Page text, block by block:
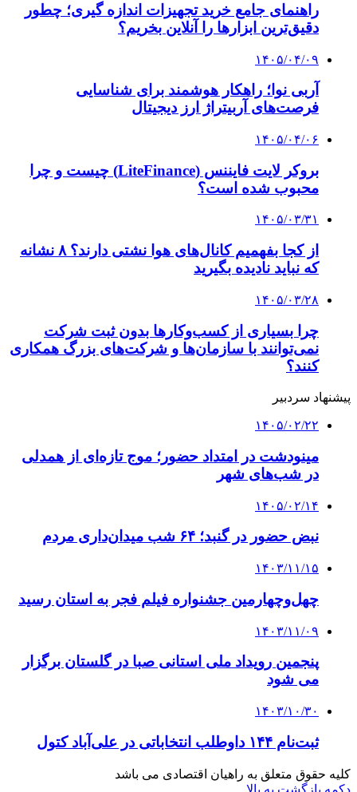
راهنمای جامع خرید تجهیزات اندازه گیری؛ چطور
دقیق‌ترین ابزارها را آنلاین بخریم؟
۱۴۰۵/۰۴/۰۹
آربی نوا؛ راهکار هوشمند برای شناسایی
فرصت‌های آربیتراژ ارز دیجیتال
۱۴۰۵/۰۴/۰۶
بروکر لایت فایننس (LiteFinance) چیست و چرا
محبوب شده است؟
۱۴۰۵/۰۳/۳۱
از کجا بفهمیم کانال‌های هوا نشتی دارند؟ ۸ نشانه
که نباید نادیده بگیرید
۱۴۰۵/۰۳/۲۸
چرا بسیاری از کسب‌وکارها بدون ثبت شرکت
نمی‌توانند با سازمان‌ها و شرکت‌های بزرگ همکاری
کنند؟
پیشنهاد سردبیر
۱۴۰۵/۰۲/۲۲
مینودشت در امتداد حضور؛ موج تازه‌ای از همدلی
در شب‌های شهر
۱۴۰۵/۰۲/۱۴
نبض حضور در گنبد؛ ۶۴ شب میدان‌داری مردم
۱۴۰۳/۱۱/۱۵
چهل‌وچهارمین جشنواره فیلم فجر به استان رسید
۱۴۰۳/۱۱/۰۹
پنجمین رویداد ملی استانی صبا در گلستان برگزار
می شود
۱۴۰۳/۱۰/۳۰
ثبت‌نام ۱۴۴ داوطلب انتخاباتی در علی‌آباد کتول
کلیه حقوق متعلق به راهیان اقتصادی می باشد
دکمه بازگشت به بالا